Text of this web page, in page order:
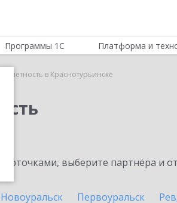
Программы 1С Платформа и
Отчетность в Краснотурьинске
выберите партнёра и
Новоуральск Первоуральск